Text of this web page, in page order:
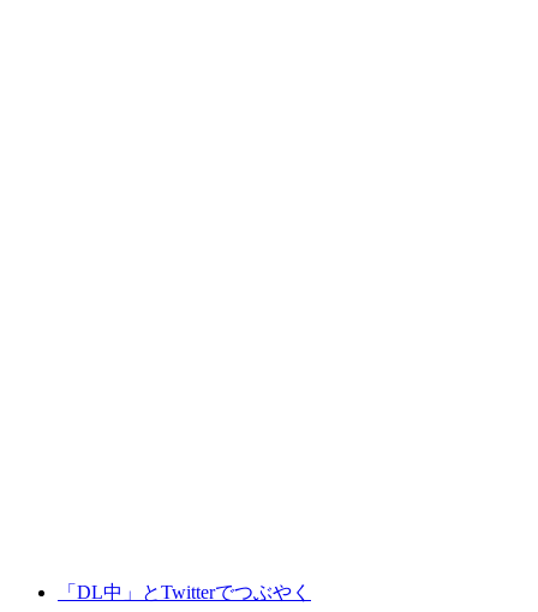
「DL中」とTwitterでつぶやく